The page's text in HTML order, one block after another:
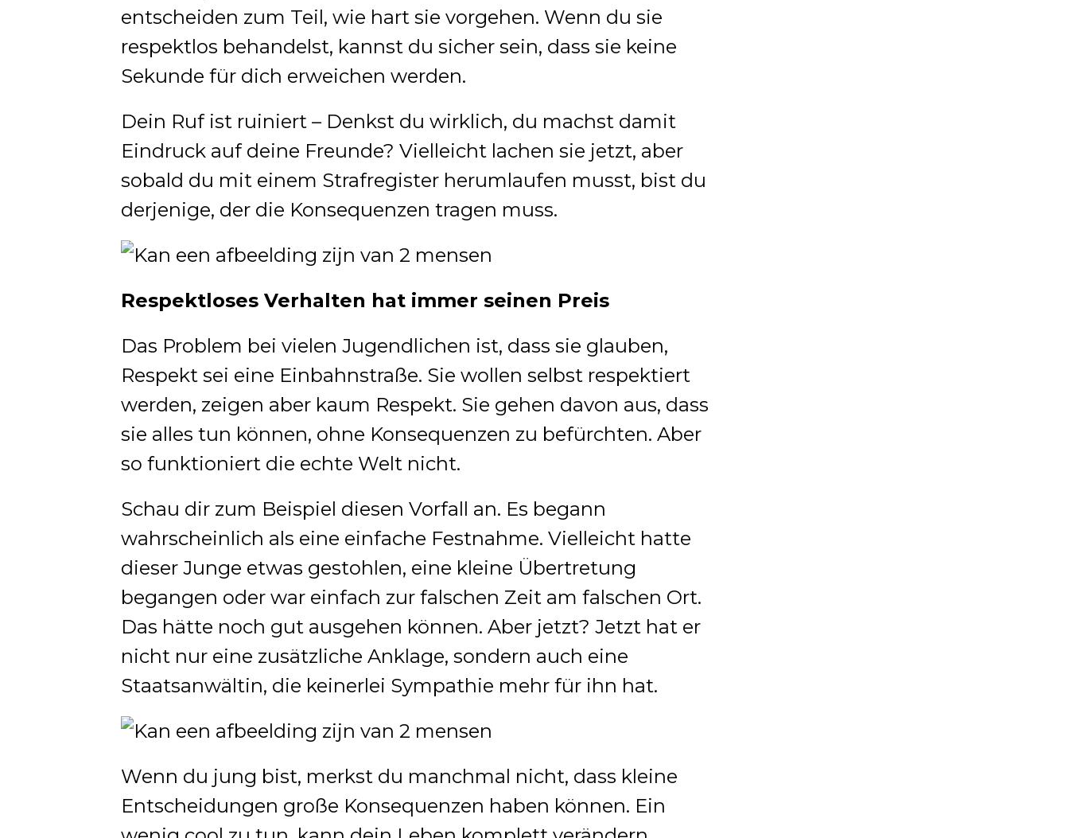
entscheiden zum Teil, wie hart sie vorgehen. Wenn du sie
respektlos behandelst, kannst du sicher sein, dass sie keine
Sekunde für dich erweichen werden.
Dein Ruf ist ruiniert – Denkst du wirklich, du machst damit
Eindruck auf deine Freunde? Vielleicht lachen sie jetzt, aber
sobald du mit einem Strafregister herumlaufen musst, bist du
derjenige, der die Konsequenzen tragen muss.
Respektloses Verhalten hat immer seinen Preis
Das Problem bei vielen Jugendlichen ist, dass sie glauben,
Respekt sei eine Einbahnstraße. Sie wollen selbst respektiert
werden, zeigen aber kaum Respekt. Sie gehen davon aus, dass
sie alles tun können, ohne Konsequenzen zu befürchten. Aber
so funktioniert die echte Welt nicht.
Schau dir zum Beispiel diesen Vorfall an. Es begann
wahrscheinlich als eine einfache Festnahme. Vielleicht hatte
dieser Junge etwas gestohlen, eine kleine Übertretung
begangen oder war einfach zur falschen Zeit am falschen Ort.
Das hätte noch gut ausgehen können. Aber jetzt? Jetzt hat er
nicht nur eine zusätzliche Anklage, sondern auch eine
Staatsanwältin, die keinerlei Sympathie mehr für ihn hat.
Wenn du jung bist, merkst du manchmal nicht, dass kleine
Entscheidungen große Konsequenzen haben können. Ein